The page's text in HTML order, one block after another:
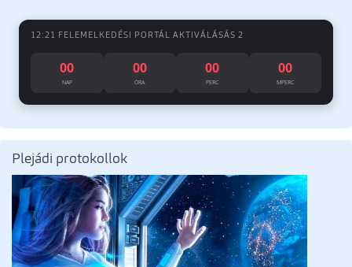
12:21 FELEMELKEDÉSI PORTÁL AKTIVÁLÁSÁS 2
00
NAP
00
ÓRA
00
PERC
00
MPERC
Plejádi protokollok